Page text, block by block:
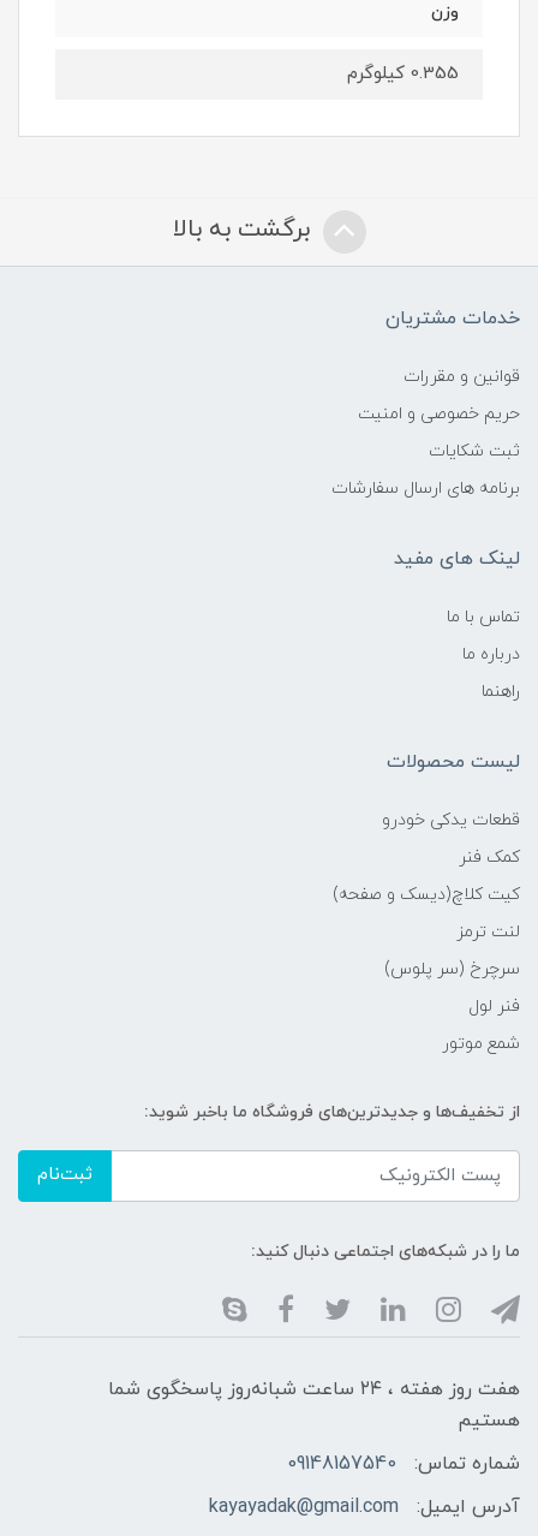
وزن
0.355 کیلوگرم
برگشت به بالا
خدمات مشتریان
قوانین و مقررات
حریم خصوصی و امنیت
ثبت شکایات
برنامه های ارسال سفارشات
لینک های مفید
تماس با ما
درباره ما
راهنما
لیست محصولات
قطعات یدکی خودرو
کمک فنر
کیت کلاچ(دیسک و صفحه)
لنت ترمز
سرچرخ (سر پلوس)
فنر لول
شمع موتور
از تخفیف‌ها و جدیدترین‌های فروشگاه ما باخبر شوید:
ثبت‌نام
ما را در شبکه‌های اجتماعی دنبال کنید:
هفت روز هفته ، ۲۴ ساعت شبانه‌روز پاسخگوی شما
هستیم
شماره تماس:
09148157540
آدرس ایمیل:
kayayadak@gmail.com